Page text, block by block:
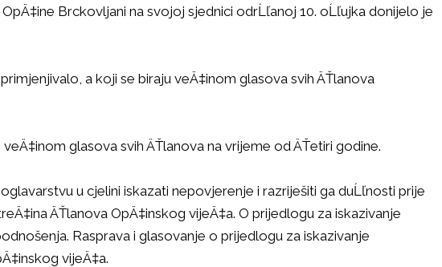
Brckovljani na svojoj sjednici odrĹľanoj 10. oĹľujka donijelo je
a koji se biraju veÄ‡inom glasova svih ÄŤlanova
glasova svih ÄŤlanova na vrijeme od ÄŤetiri godine.
u cjelini iskazati nepovjerenje i razriješiti ga duĹľnosti prije
ÄŤlanova OpÄ‡inskog vijeÄ‡a. O prijedlogu za iskazivanje
Rasprava i glasovanje o prijedlogu za iskazivanje
vijeÄ‡a.